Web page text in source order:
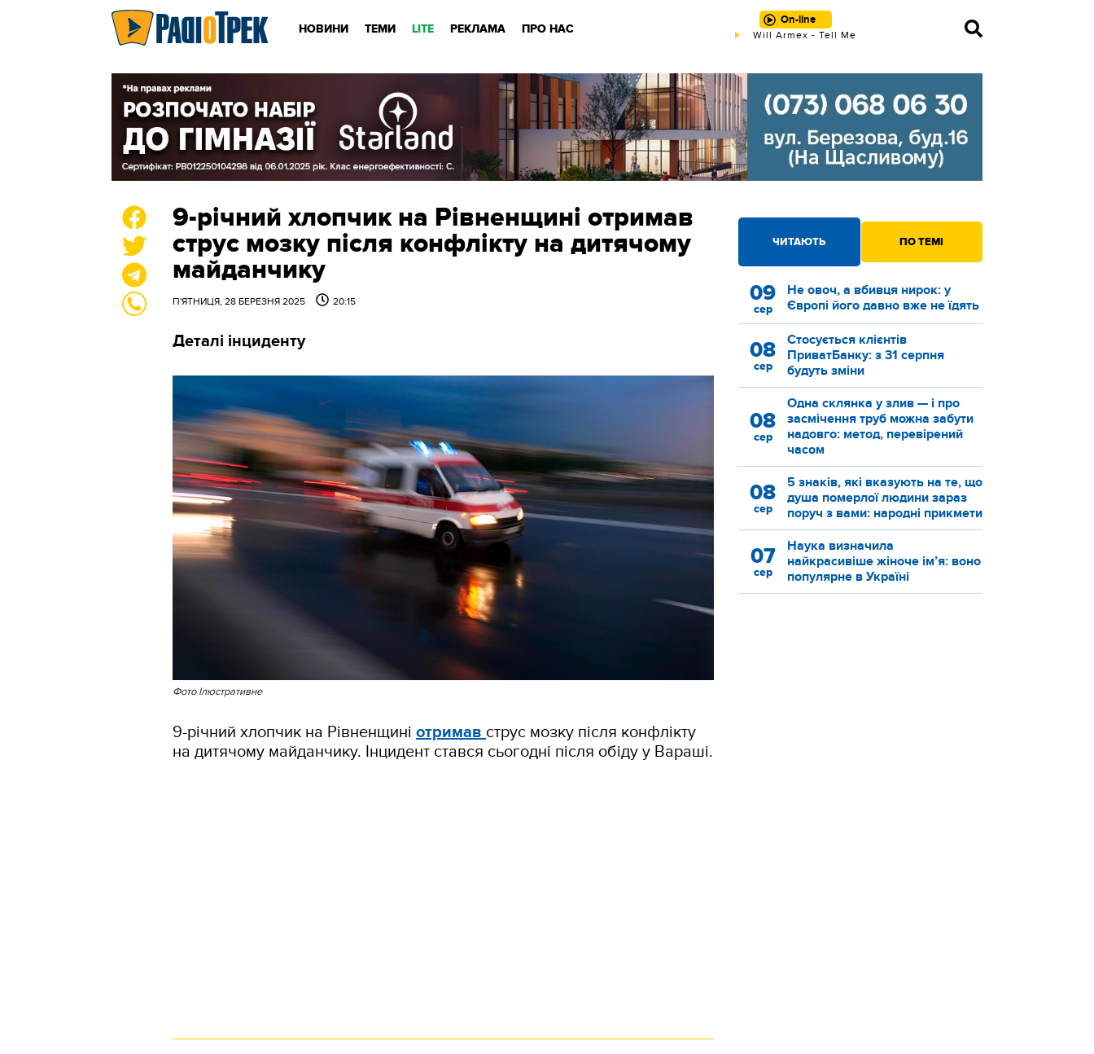
НОВИНИ ТЕМИ LITE РЕКЛАМА ПРО НАС
On-line
Will Armex - Tell Me
9-річний хлопчик на Рівненщині отримав
струс мозку після конфлікту на дитячому
майданчику
П'ЯТНИЦЯ, 28 БЕРЕЗНЯ 2025 20:15
Деталі інциденту
Фото Ілюстративне
9-річний хлопчик на Рівненщині отримав струс мозку після конфлікту
на дитячому майданчику. Інцидент стався сьогодні після обіду у Вараші.
ЧИТАЮТЬ ПО ТЕМІ
09
сер
Не овоч, а вбивця нирок: у
Європі його давно вже не їдять
08
сер
Стосується клієнтів
ПриватБанку: з 31 серпня
будуть зміни
08
сер
Одна склянка у злив — і про
засмічення труб можна забути
надовго: метод, перевірений
часом
08
сер
5 знаків, які вказують на те, що
душа померлої людини зараз
поруч з вами: народні прикмети
07
сер
Наука визначила
найкрасивіше жіноче ім’я: воно
популярне в Україні